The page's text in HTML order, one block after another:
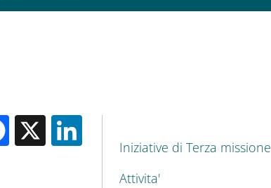
Facebook
X
MAIN NAVIGATION
Iniziative di Terza missione
Attivita'